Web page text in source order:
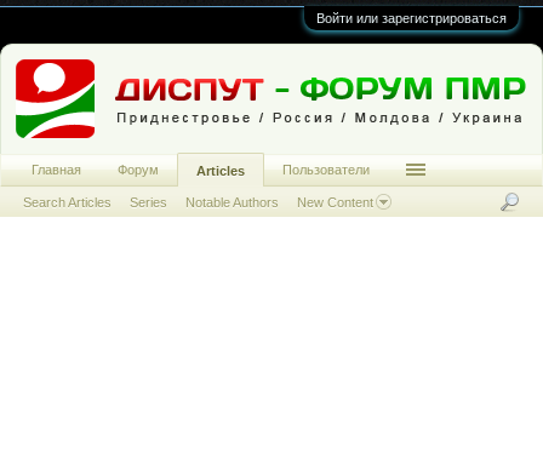
Войти или зарегистрироваться
Главная Форум Articles
Search Articles Series Notable Authors New Content
Пользователи